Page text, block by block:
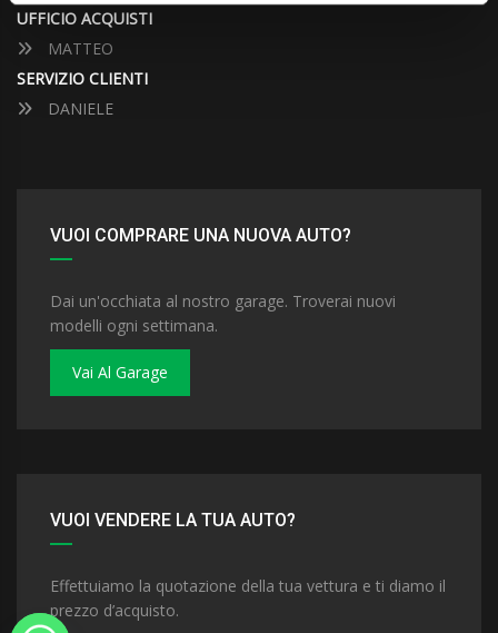
UFFICIO ACQUISTI
MATTEO
SERVIZIO CLIENTI
DANIELE
VUOI COMPRARE UNA NUOVA AUTO?
Dai un'occhiata al nostro garage. Troverai nuovi
modelli ogni settimana.
Vai Al Garage
VUOI VENDERE LA TUA AUTO?
Effettuiamo la quotazione della tua vettura e ti diamo il
prezzo d’acquisto.